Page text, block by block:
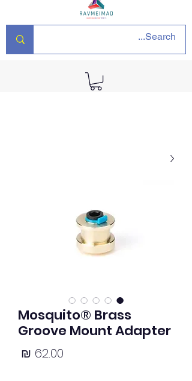
Mosquito® Brass
Groove Mount Adapter